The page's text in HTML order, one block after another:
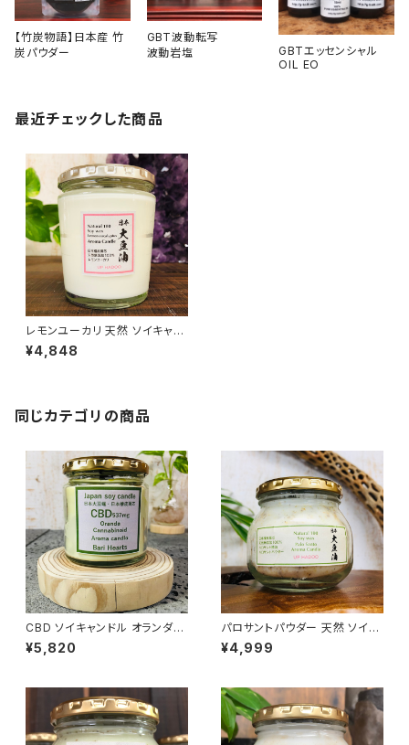
【竹炭物語】日本産 竹
炭パウダー
GBT波動転写
波動岩塩
GBTエッセンシャル
OIL EO
最近チェックした商品
レモンユーカリ 天然 ソイキャン
ドル アロマキャンドル
¥4,848
同じカテゴリの商品
CBD ソイキャンドル オランダ製
カンナビジオール ヘンプシード
オイル
¥5,820
パロサントパウダー 天然 ソイキ
ャンドル アロマキャンドル
¥4,999